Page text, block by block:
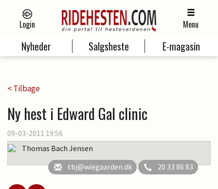
Login Menu
Nyheder Salgsheste E-magasin
< Tilbage
Ny hest i Edward Gal clinic
09-03-2011 19:56
Thomas Bach Jensen
tbj@wiegaarden.dk
20 33 86 83